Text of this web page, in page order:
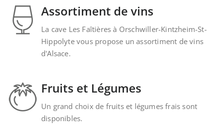
Assortiment de vins
La cave Les Faîtières à Orschwiller-Kintzheim-St-
Hippolyte vous propose un assortiment de vins
d'Alsace.
Fruits et Légumes
Un grand choix de fruits et légumes frais sont
disponibles.